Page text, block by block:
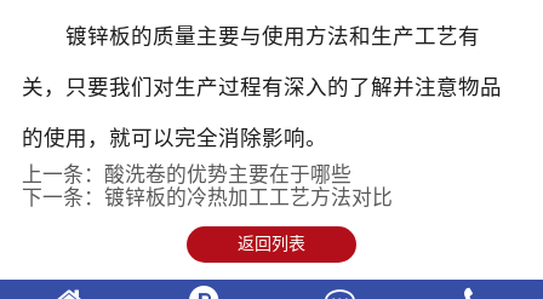
镀锌板的质量主要与使用方法和生产工艺有
关，只要我们对生产过程有深入的了解并注意物品
的使用，就可以完全消除影响。
上一条： 酸洗卷的优势主要在于哪些
下一条： 镀锌板的冷热加工工艺方法对比
返回列表